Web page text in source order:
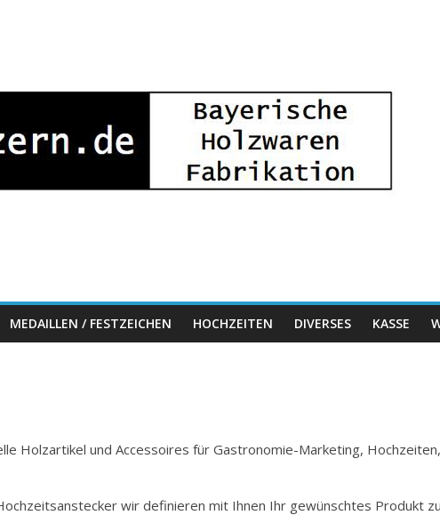
MEDAILLEN / FESTZEICHEN HOCHZEITEN DIVERSES KASSE
Holzartikel und Accessoires für Gastronomie-Marketing, Hochzeiten,
wir definieren mit Ihnen Ihr gewünschtes Produkt